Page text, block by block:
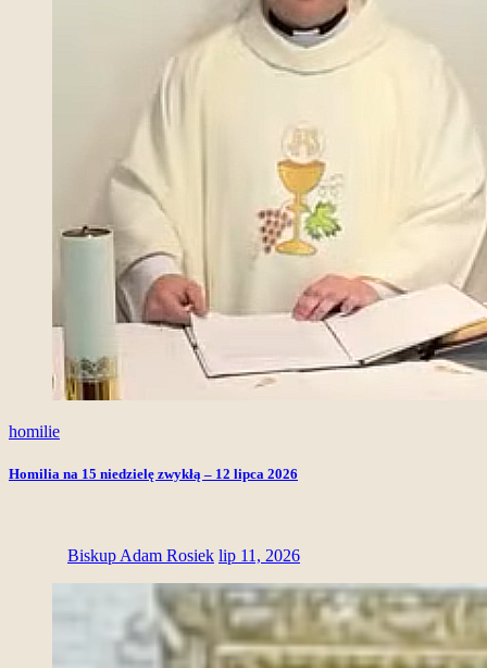
homilie
Homilia na 15 niedzielę zwykłą – 12 lipca 2026
Biskup Adam Rosiek lip 11, 2026